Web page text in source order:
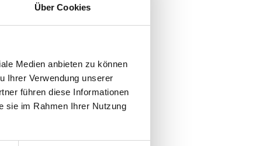
Über Cookies
Medien anbieten zu können
Ihrer Verwendung unserer
führen diese Informationen
sie im Rahmen Ihrer Nutzung